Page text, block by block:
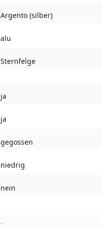
Argento (silber)
alu
Sternfelge
ja
ja
gegossen
niedrig
nein
-